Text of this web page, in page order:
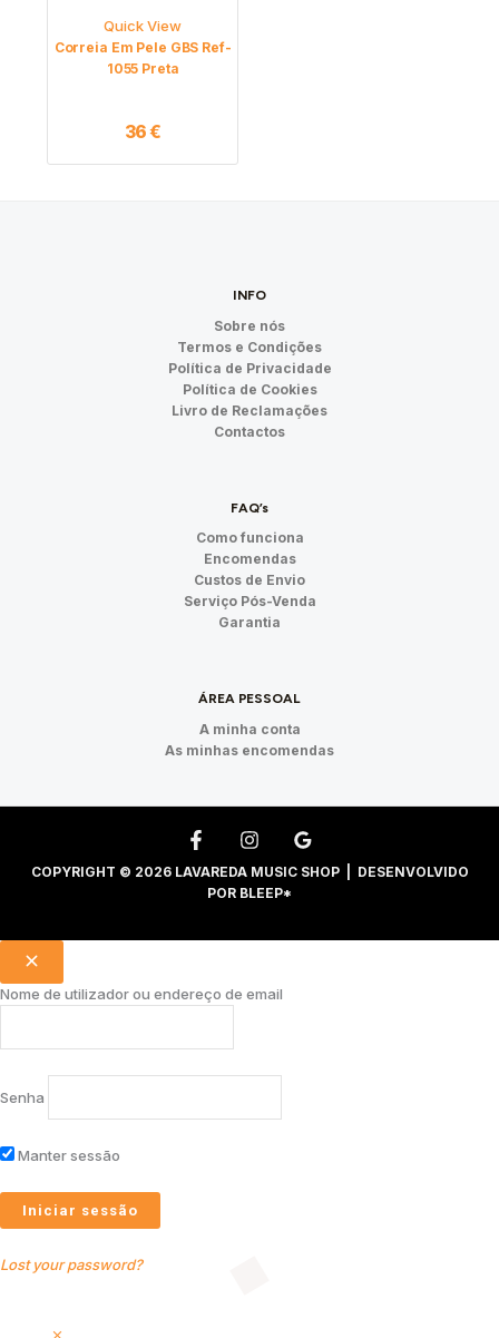
Quick View
Correia Em Pele GBS Ref-
1055 Preta
36€
INFO
Sobre nós
Termos e Condições
Política de Privacidade
Política de Cookies
Livro de Reclamações
Contactos
FAQ’s
Como funciona
Encomendas
Custos de Envio
Serviço Pós-Venda
Garantia
ÁREA PESSOAL
A minha conta
As minhas encomendas
COPYRIGHT © 2026 LAVAREDA MUSIC SHOP | DESENVOLVIDO
POR BLEEP*
Nome de utilizador ou endereço de email
Senha
Manter sessão
Lost your password?